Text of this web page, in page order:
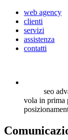
web agency
clienti
servizi
assistenza
contatti
seo
vola in prima